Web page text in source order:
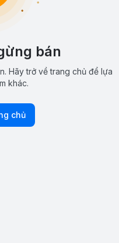
bán
Hãy trở về trang chủ để lựa
khác.
chủ